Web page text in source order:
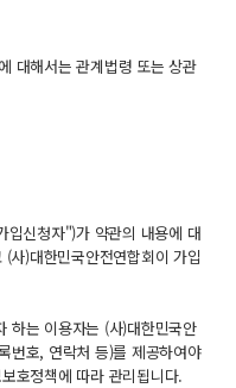
대해서는 관계법령 또는 상관
입신청자")가 약관의 내용에 대
사)대한민국안전연합회이 가입
하는 이용자는 (사)대한민국안
번호, 연락처 등)를 제공하여야
호정책에 따라 관리됩니다.